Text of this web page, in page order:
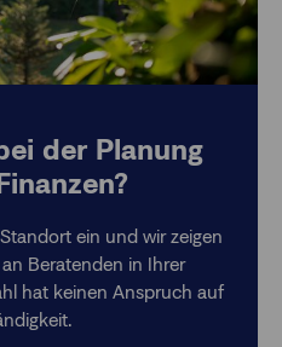
der Planung
ein und wir zeigen
Beratenden in Ihrer
hat keinen Anspruch auf